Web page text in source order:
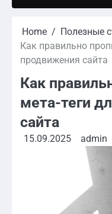
Home
Полезные
Как правильно
продвижения сайта
Как
мета-теги
сайта
15.09.2025 admin